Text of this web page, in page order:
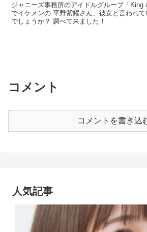
ジャニーズ事務所のアイドルグループ「King
でイケメンの 平野紫耀さん、彼女と言われ
でしょうか？ 調べて来ました！
コメント
コメントを書き込
人気記事